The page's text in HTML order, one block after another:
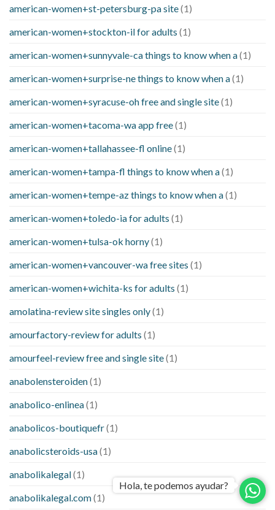
american-women+st-petersburg-pa site(1)
american-women+stockton-il for adults (1)
american-women+sunnyvale-ca things to know when a(1)
american-women+surprise-ne things to know when a(1)
american-women+syracuse-oh free and single site(1)
american-women+tacoma-wa app free(1)
american-women+tallahassee-fl online(1)
american-women+tampa-fl things to know when a(1)
american-women+tempe-az things to know when a(1)
american-women+toledo-ia for adults (1)
american-women+tulsa-ok horny(1)
american-women+vancouver-wa free sites (1)
american-women+wichita-ks for adults (1)
amolatina-review site singles only(1)
amourfactory-review for adults (1)
amourfeel-review free and single site(1)
anabolensteroiden(1)
anabolico-enlinea(1)
anabolicos-boutiquefr(1)
anabolicsteroids-usa(1)
anabolikalegal(1)
anabolikalegal.com(1)
Hola, te podemos ayudar?